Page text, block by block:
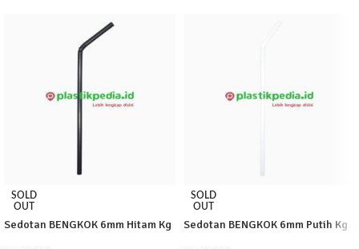
SOLD
OUT
Sedotan BENGKOK 6mm Hitam Kg
SOLD
OUT
Sedotan BENGKOK 6mm Putih Kg